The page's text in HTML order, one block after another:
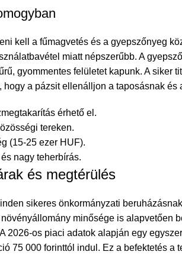
kell a fűmagvetés és a gyepszőnyeg
miatt népszerűbb. A
gyommentes felületet kapunk. A
a pázsit ellenálljon a taposásnak és
érhető el.
tereken.
(15-25 ezer HUF).
nagy teherbírás.
és megtérülés
sikeres önkormányzati
minősége is alapvetően
2026-os piaci adatok alapján egy
75 000 forinttól indul. Ez a befektetés